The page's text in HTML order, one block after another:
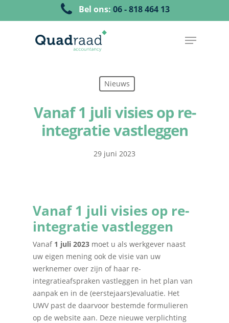
Bel ons: 06 - 818 464 13
Nieuws
Vanaf 1 juli visies op re-
integratie vastleggen
29 juni 2023
Vanaf 1 juli visies op re-
integratie vastleggen
Vanaf 1 juli 2023 moet u als werkgever naast
uw eigen mening ook de visie van uw
werknemer over zijn of haar re-
integratieafspraken vastleggen in het plan van
aanpak en in de (eerstejaars)evaluatie. Het
UWV past de daarvoor bestemde formulieren
op de website aan. Deze nieuwe verplichting